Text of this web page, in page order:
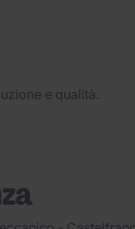
e qualità.